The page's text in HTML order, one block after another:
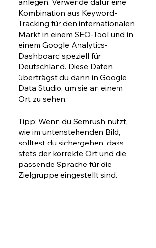
anlegen. Verwende dafür eine
Kombination aus Keyword-
Tracking für den internationalen
Markt in einem SEO-Tool und in
einem Google Analytics-
Dashboard speziell für
Deutschland. Diese Daten
überträgst du dann in Google
Data Studio, um sie an einem
Ort zu sehen.
Tipp: Wenn du Semrush nutzt,
wie im untenstehenden Bild,
solltest du sichergehen, dass
stets der korrekte Ort und die
passende Sprache für die
Zielgruppe eingestellt sind.